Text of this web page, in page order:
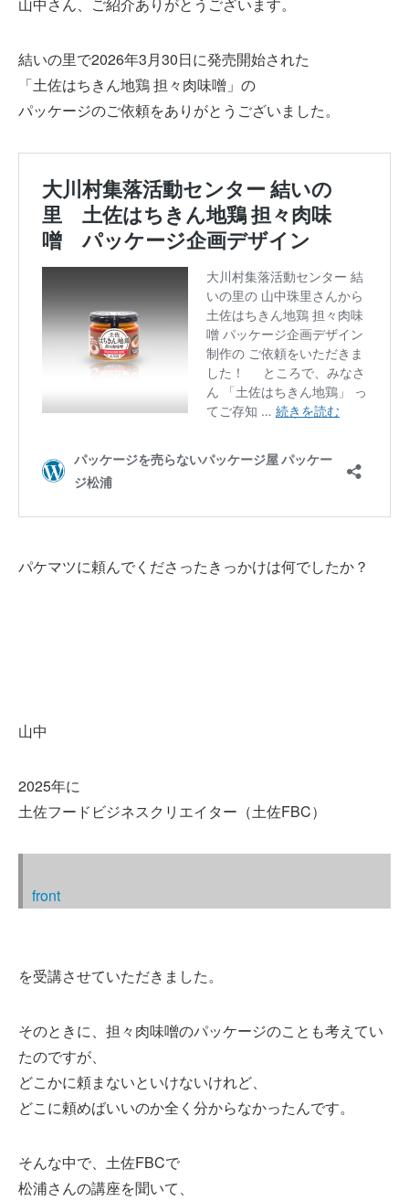
結いの里で2026年3月30日に発売開始された
「土佐はちきん地鶏 担々肉味噌」の
パッケージのご依頼をありがとうございました。
パケマツに頼んでくださったきっかけは何でしたか？
山中
2025年に
土佐フードビジネスクリエイター（土佐FBC）
front
を受講させていただきました。
そのときに、担々肉味噌のパッケージのことも考えてい
たのですが、
どこかに頼まないといけないけれど、
どこに頼めばいいのか全く分からなかったんです。
そんな中で、土佐FBCで
松浦さんの講座を聞いて、